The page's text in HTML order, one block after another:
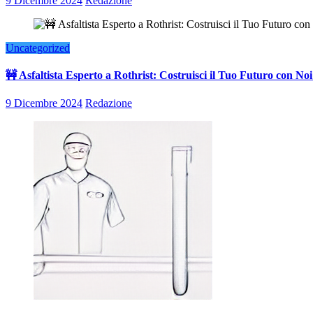
Uncategorized
🚧 Asfaltista Esperto a Rothrist: Costruisci il Tuo Futuro con
9 Dicembre 2024 Redazione